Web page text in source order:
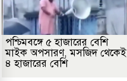
পশ্চিমবঙ্গে ৫ হাজারের বেশি
মাইক অপসারণ, মসজিদ থেকেই
৪ হাজারের বেশি